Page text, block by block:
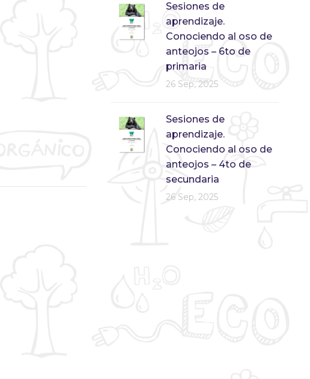
Sesiones de
aprendizaje.
Conociendo al oso de
anteojos – 6to de
primaria
26 Sep, 2025
Sesiones de
aprendizaje.
Conociendo al oso de
anteojos – 4to de
secundaria
26 Sep, 2025